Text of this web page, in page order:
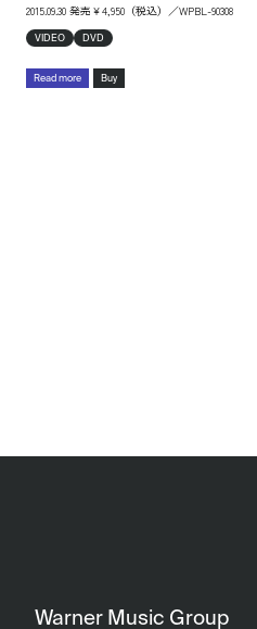
2015.09.30 発売￥4,950（税込）／WPBL-90308
VIDEO DVD
Read more Buy
Warner Music Group